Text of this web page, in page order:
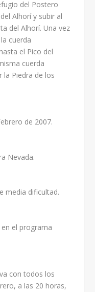
del Postero
Alhorí y subir al
del Alhorí. Una vez
cuerda
el Pico del
cuerda
la Piedra de los
de 2007.
Nevada.
media dificultad.
el programa
con todos los
a las 20 horas,